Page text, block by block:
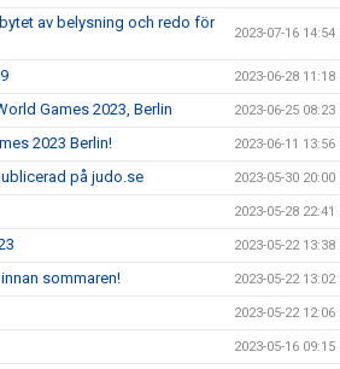
av belysning och redo för
2023-07-16 14:54
2023-06-28 11:18
Games 2023, Berlin 2023-06-25 08:23
2023 Berlin! 2023-06-11 13:56
på judo.se 2023-05-30 20:00
2023-05-28 22:41
2023-05-22 13:38
sommaren! 2023-05-22 13:02
2023-05-22 12:06
2023-05-16 09:15